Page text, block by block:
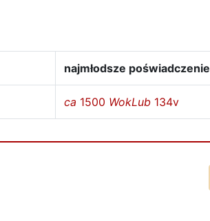
najmłodsze poświadczenie
ca 1500 WokLub 134v